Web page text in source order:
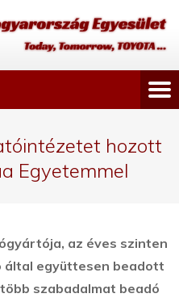
hozott
Egyetemmel
az éves szinten
által együttesen beadott
szabadalmat beadó